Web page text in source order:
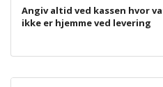
Angiv altid ved kassen hvor
ikke er hjemme ved levering